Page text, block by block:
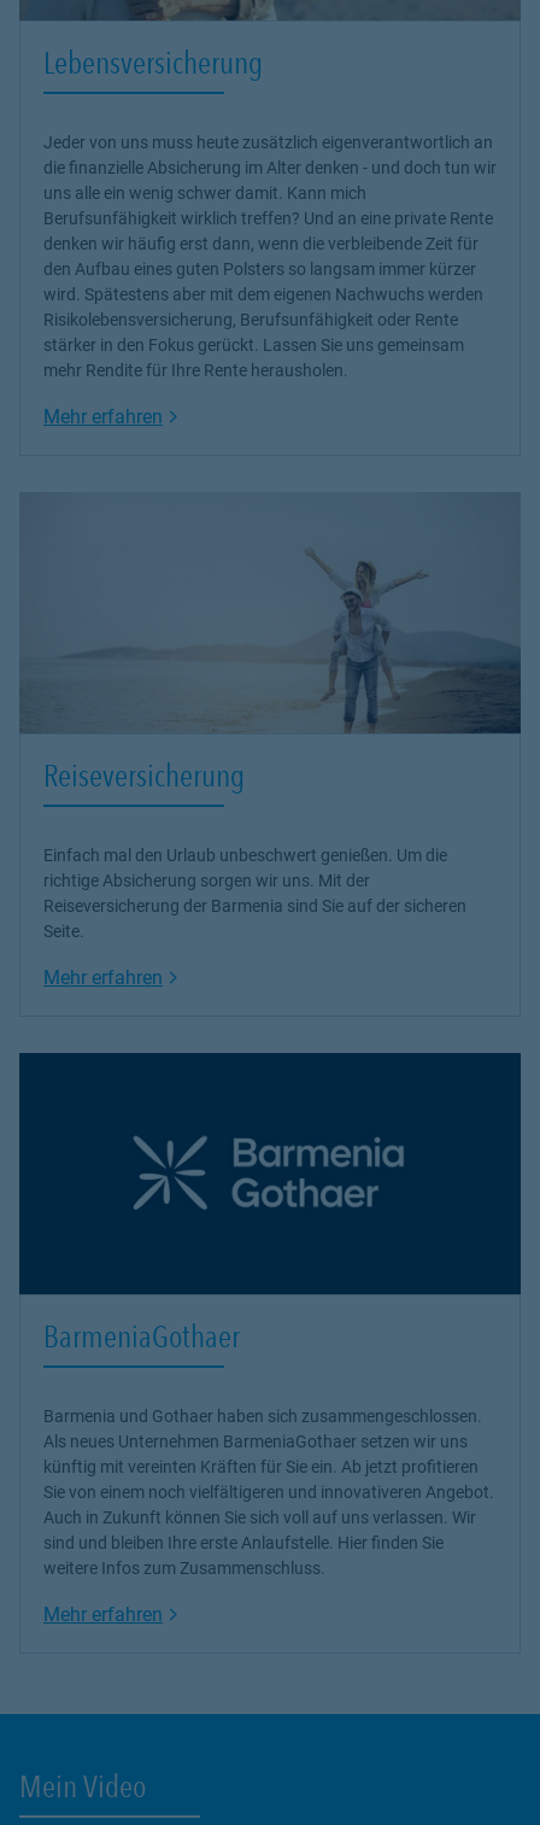
Lebensversicherung
Jeder von uns muss heute zusätzlich eigenverantwortlich an
die finanzielle Absicherung im Alter denken - und doch tun wir
uns alle ein wenig schwer damit. Kann mich
Berufsunfähigkeit wirklich treffen? Und an eine private Rente
denken wir häufig erst dann, wenn die verbleibende Zeit für
den Aufbau eines guten Polsters so langsam immer kürzer
wird. Spätestens aber mit dem eigenen Nachwuchs werden
Risikolebensversicherung, Berufsunfähigkeit oder Rente
stärker in den Fokus gerückt. Lassen Sie uns gemeinsam
mehr Rendite für Ihre Rente herausholen.
Mehr erfahren Link Opens in New Tab
Reiseversicherung
Einfach mal den Urlaub unbeschwert genießen. Um die
richtige Absicherung sorgen wir uns. Mit der
Reiseversicherung der Barmenia sind Sie auf der sicheren
Seite.
Mehr erfahren Link Opens in New Tab
BarmeniaGothaer
Barmenia und Gothaer haben sich zusammengeschlossen.
Als neues Unternehmen BarmeniaGothaer setzen wir uns
künftig mit vereinten Kräften für Sie ein. Ab jetzt profitieren
Sie von einem noch vielfältigeren und innovativeren Angebot.
Auch in Zukunft können Sie sich voll auf uns verlassen. Wir
sind und bleiben Ihre erste Anlaufstelle. Hier finden Sie
weitere Infos zum Zusammenschluss.
Mehr erfahren Link Opens in New Tab
Mein Video